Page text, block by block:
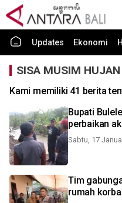
Updates Ekonomi
SISA MUSIM HUJAN
Kami memiliki 41 berita
Bupati
perbaikan
Sabtu, 17
Tim
rumah